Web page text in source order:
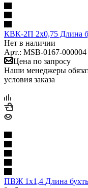
КВК-2П 2х0,75 Длина
Нет в наличии
Арт.: MSB-0167-000004
Цена по запросу
Наши менеджеры
условия заказа
ПВЖ 1х1,4 Длина